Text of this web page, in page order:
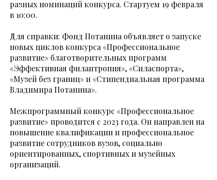
разных номинаций конкурса. Стартуем 19 февраля
в 10:00.
Для справки: Фонд Потанина объявляет о запуске
новых циклов конкурса «Профессиональное
развитие» благотворительных программ
«Эффективная филантропия», «Силаспорта»,
«Музей без границ» и «Стипендиальная программа
Владимира Потанина».
Межпрограммный конкурс «Профессиональное
развитие» проводится с 2023 года. Он направлен на
повышение квалификации и профессиональное
развитие сотрудников вузов, социально
ориентированных, спортивных и музейных
организаций.